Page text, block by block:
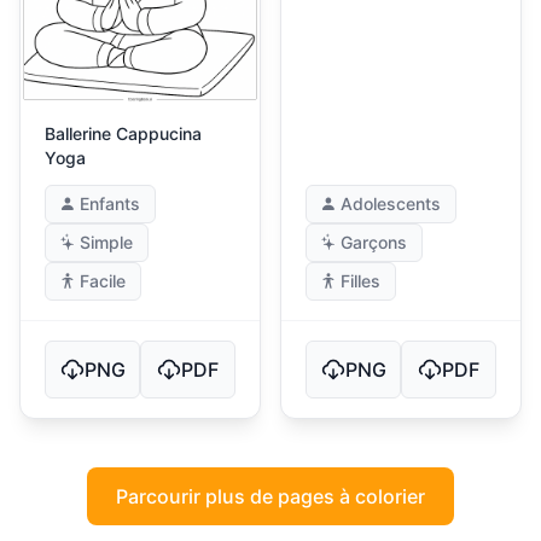
Ballerine Cappucina
Yoga
Enfants
Simple
Facile
PNG PDF
Adolescents
Garçons
Filles
PNG PDF
Parcourir plus de pages à colorier